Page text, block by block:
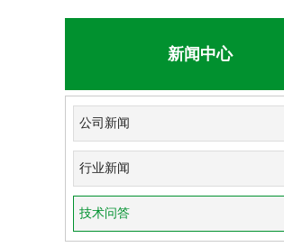
新闻中心
公司新闻
行业新闻
技术问答